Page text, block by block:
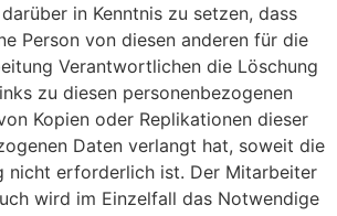
in Kenntnis zu setzen, dass
Person von diesen anderen für die
Verantwortlichen die Löschung
zu diesen personenbezogenen
Kopien oder Replikationen dieser
Daten verlangt hat, soweit die
nicht erforderlich ist. Der Mitarbeiter
wird im Einzelfall das Notwendige